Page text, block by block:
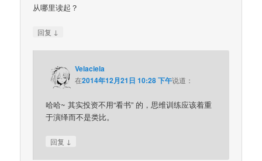
从哪里读起？
回复 ↓
Velaciela
在2014年12月21日 10:28 下午说道：
哈哈~ 其实投资不用“看书” 的，思维训练应该着重
于演绎而不是类比。
回复 ↓